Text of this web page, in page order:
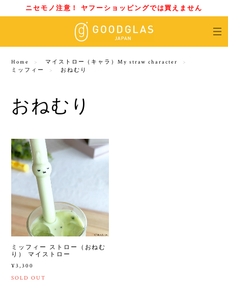
ニセモノ注意！ ヤフーショッピングでは買えません
Home
マイストロー（キャラ）My straw character
ミッフィー
おねむり
おねむり
ミッフィー ストロー（おねむ
り） マイストロー
¥3,300
SOLD OUT